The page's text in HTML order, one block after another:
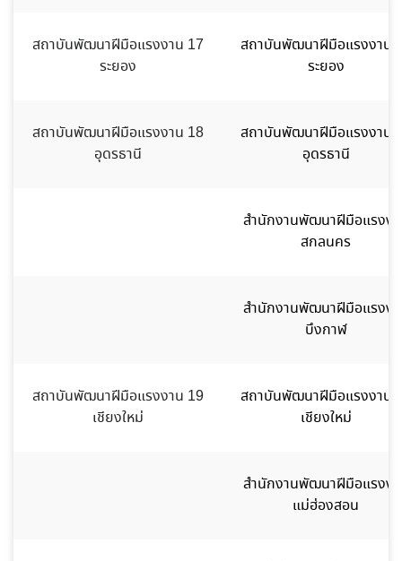
สถาบันพัฒนาฝีมือแรงงาน 17
ระยอง
สถาบันพัฒนาฝีมือแรงงาน
ระยอง
สถาบันพัฒนาฝีมือแรงงาน 18
อุดรธานี
สถาบันพัฒนาฝีมือแรงงาน
อุดรธานี
สำนักงานพัฒนาฝีมือแรงง
สกลนคร
สำนักงานพัฒนาฝีมือแรงง
บึงกาฬ
สถาบันพัฒนาฝีมือแรงงาน 19
เชียงใหม่
สถาบันพัฒนาฝีมือแรงงาน
เชียงใหม่
สำนักงานพัฒนาฝีมือแรงง
แม่ฮ่องสอน